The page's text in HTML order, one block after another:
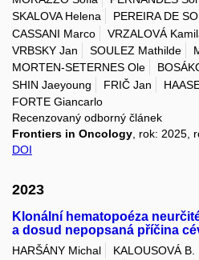
SKALOVA Helena
PEREIRA DE
CASSANI Marco
VRZALOVÁ
VRBSKY Jan
SOULEZ Mathilde
MORTEN-SETERNES Ole
SHIN Jaeyoung
FRIČ Jan
FORTE Giancarlo
Recenzovaný odborný článek
Frontiers in Oncology , rok: 2025,
DOI
2023
Klonální hematopoéza
a dosud nepopsaná příčina
HARŠÁNY Michal KALOUSOVÁ B.